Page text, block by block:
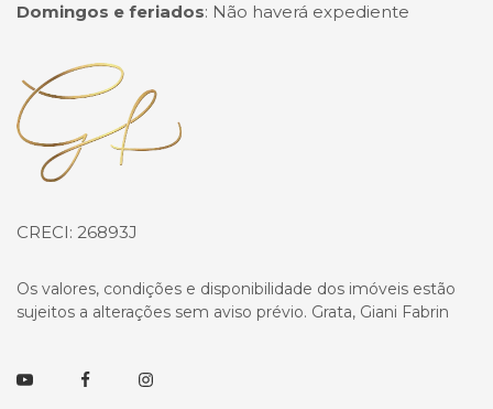
Domingos e feriados: Não haverá expediente
Página inicial
CRECI: 26893J
Os valores, condições e disponibilidade dos imóveis estão
sujeitos a alterações sem aviso prévio. Grata, Giani Fabrin
YoutubeFacebookInstagram